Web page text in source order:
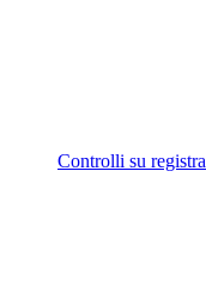
Controlli su